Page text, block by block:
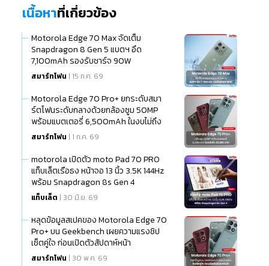
เนื้อหาที่เกี่ยวข้อง
Motorola Edge 70 Max จัดเต็ม
Snapdragon 8 Gen 5 แบตฯ อึด
7,100mAh รองรับชาร์จ 90W
สมาร์ทโฟน | 15 ก.ค. 69
Motorola Edge 70 Pro+ ยกระดับสมา
ร์ตโฟนระดับกลางด้วยกล้องซูม 50MP
พร้อมแบตเตอรี่ 6,500mAh ในงบไม่ถึง
20,000 บาท
สมาร์ทโฟน | 1 ก.ค. 69
motorola เปิดตัว moto Pad 70 PRO
แท็บเล็ตเรือธง หน้าจอ 13 นิ้ว 3.5K 144Hz
พร้อม Snapdragon 8s Gen 4
แท็บเล็ต | 30 มิ.ย. 69
หลุดข้อมูลสเปคของ Motorola Edge 70
Pro+ บน Geekbench เผยความแรงชิป
เซ็ตคู่ใจ ก่อนเปิดตัวสัปดาห์หน้า
สมาร์ทโฟน | 30 พ.ค. 69